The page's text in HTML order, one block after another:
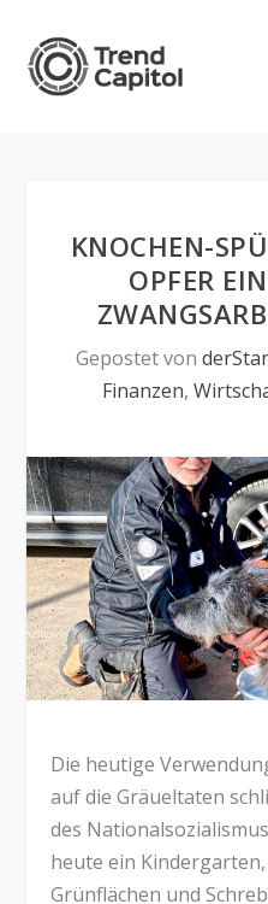
KNOCHEN-
OPFER
Gepostet von
Finanzen,
Die heutige
auf die Gräueltaten
des
heute ein
Grünflächen und